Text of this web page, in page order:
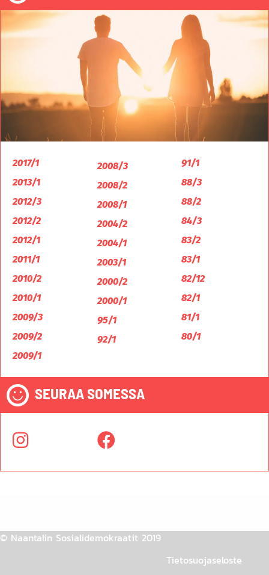
2017/1
2013/1
2012/3
2012/2
2012/1
2011/1
2010/2
2010/1
2009/3
2009/2
2009/1
2008/3
2008/2
2008/1
2004/2
2004/1
2003/1
2000/2
2000/1
95/1
92/1
91/1
88/3
88/2
84/3
83/2
83/1
82/12
82/1
81/1
80/1
SEURAA SOMESSA
© Naantalin Sosialidemokraatit 2019
Tietosuojaseloste